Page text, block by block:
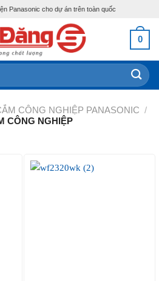
Panasonic cho dự án trên toàn quốc
0
CÔNG NGHIỆP PANASONIC /
CÔNG NGHIỆP